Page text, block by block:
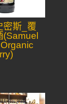
密斯_覆
(Samuel